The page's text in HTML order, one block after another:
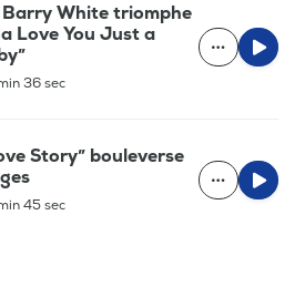
Barry White triomphe
Love You Just a
36 sec
Story” bouleverse
45 sec